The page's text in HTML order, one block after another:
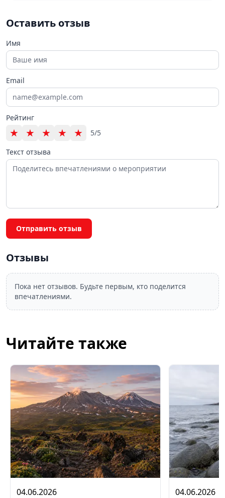
Оставить отзыв
Имя
Email
Рейтинг
★ ★ ★ ★ ★
5/5
Текст отзыва
Отправить отзыв
Отзывы
Пока нет отзывов. Будьте первым, кто поделится
впечатлениями.
Читайте также
04.06.2026 04.06.2026